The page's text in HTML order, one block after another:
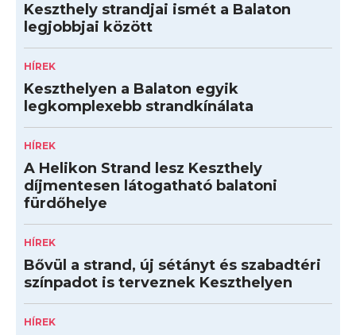
Keszthely strandjai ismét a Balaton
legjobbjai között
HÍREK
Keszthelyen a Balaton egyik
legkomplexebb strandkínálata
HÍREK
A Helikon Strand lesz Keszthely
díjmentesen látogatható balatoni
fürdőhelye
HÍREK
Bővül a strand, új sétányt és szabadtéri
színpadot is terveznek Keszthelyen
HÍREK